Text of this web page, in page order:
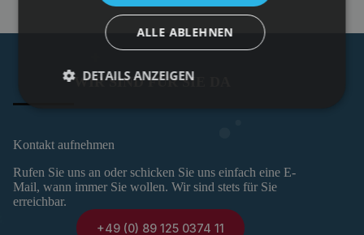
WIR SIND FÜR SIE DA
Kontakt aufnehmen
Rufen Sie uns an oder schicken Sie uns einfach eine E-
Mail, wann immer Sie wollen. Wir sind stets für Sie
erreichbar.
+49 (0) 89 125 0374 11
ALLE ABLEHNEN
DETAILS ANZEIGEN